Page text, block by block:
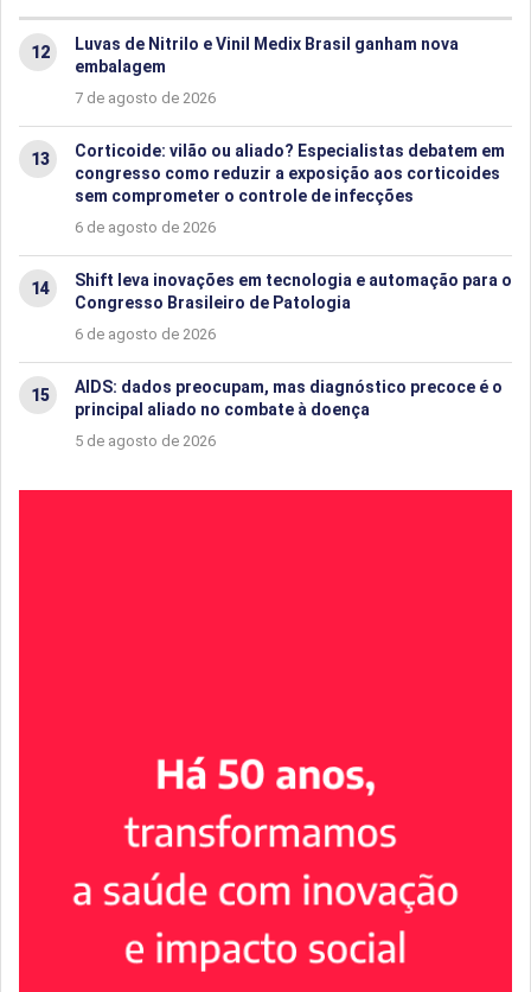
Luvas de Nitrilo e Vinil Medix Brasil ganham nova
embalagem
7 de agosto de 2026
Corticoide: vilão ou aliado? Especialistas debatem em
congresso como reduzir a exposição aos corticoides
sem comprometer o controle de infecções
6 de agosto de 2026
Shift leva inovações em tecnologia e automação para o
Congresso Brasileiro de Patologia
6 de agosto de 2026
AIDS: dados preocupam, mas diagnóstico precoce é o
principal aliado no combate à doença
5 de agosto de 2026